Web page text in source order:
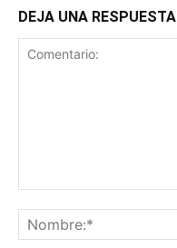
DEJA UNA RESPUESTA